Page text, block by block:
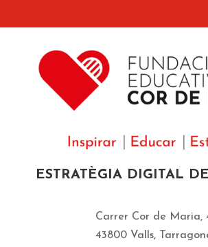
ESTRATÈGIA DIGITAL
Carrer Cor de Maria,
43800 Valls,